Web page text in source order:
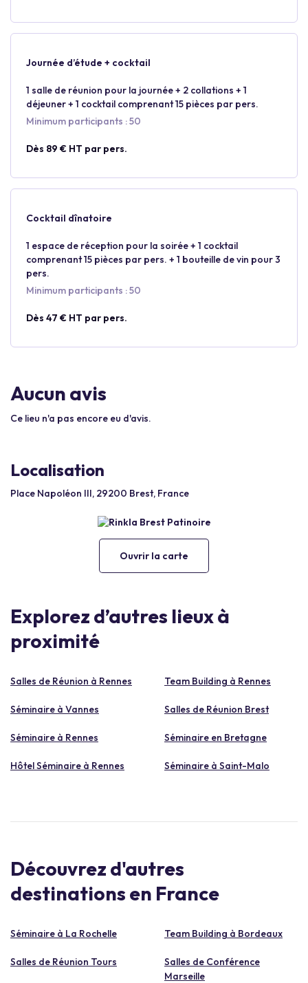
Journée d’étude + cocktail
1 salle de réunion pour la journée + 2 collations + 1
déjeuner + 1 cocktail comprenant 15 pièces par pers.
Minimum participants : 50
Dès 89 € HT par pers.
Cocktail dînatoire
1 espace de réception pour la soirée + 1 cocktail
comprenant 15 pièces par pers. + 1 bouteille de vin pour 3
pers.
Minimum participants : 50
Dès 47 € HT par pers.
Aucun avis
Ce lieu n'a pas encore eu d'avis.
Localisation
Place Napoléon III, 29200 Brest, France
Ouvrir la carte
Explorez d’autres lieux à
proximité
Salles de Réunion à Rennes Team Building à Rennes
Séminaire à Vannes Salles de Réunion Brest
Séminaire à Rennes Séminaire en Bretagne
Hôtel Séminaire à Rennes Séminaire à Saint-Malo
Découvrez d'autres
destinations en France
Séminaire à La Rochelle Team Building à Bordeaux
Salles de Réunion Tours
Salles de Conférence
Marseille